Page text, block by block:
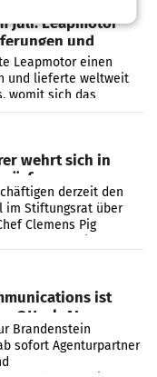
Juli: Leapmotor
und
Marke
Leapmotor einen
und lieferte weltweit
womit sich das
2025 mehr als
wehrt sich in
derzeit den
im Stiftungsrat über
Clemens Pig
ist
OtterlyAI
Brandenstein
sofort Agenturpartner